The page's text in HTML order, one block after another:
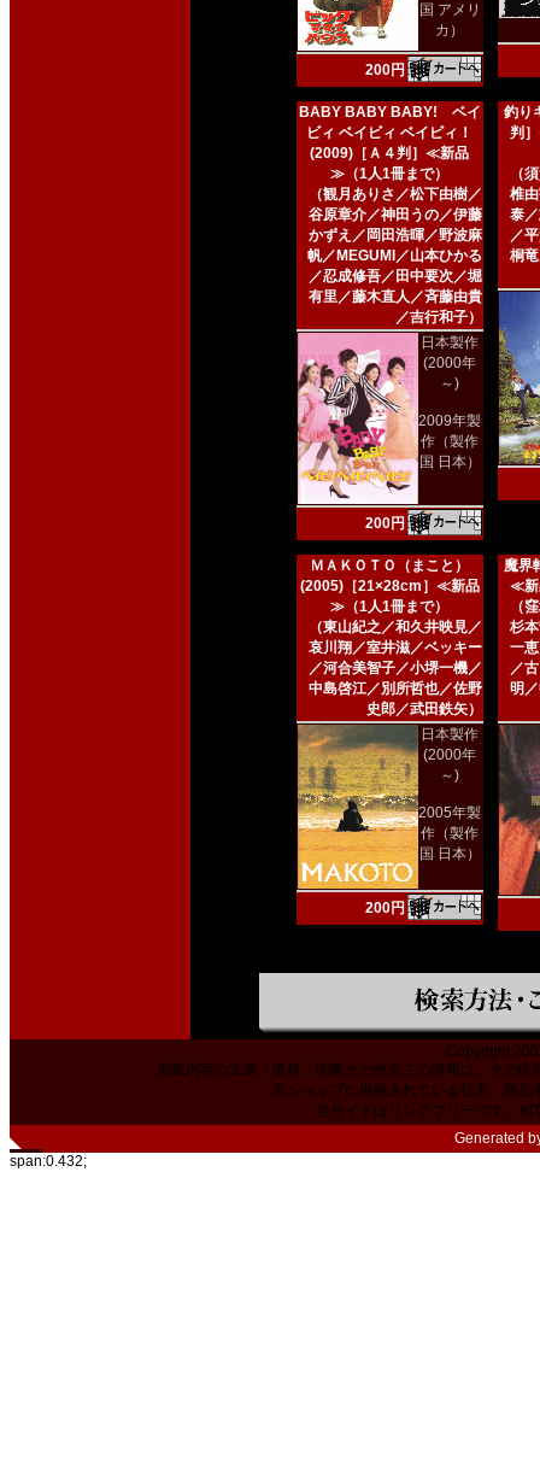
国 アメリ
カ）
200円
BABY BABY BABY! ベイ
ビィ ベイビィ ベイビィ！
(2009)［Ａ４判］≪新品
≫（1人1冊まで）
（観月ありさ／松下由樹／
谷原章介／神田うの／伊藤
かずえ／岡田浩暉／野波麻
帆／MEGUMI／山本ひかる
／忍成修吾／田中要次／堀
有里／藤木直人／斉藤由貴
／吉行和子）
日本製作
(2000年
～)
2009年製
作（製作
国 日本）
200円
釣り
判
（
椎
泰
／
桐
ＭＡＫＯＴＯ（まこと）
(2005)［21×28cm］≪新品
≫（1人1冊まで）
（東山紀之／和久井映見／
哀川翔／室井滋／ベッキー
／河合美智子／小堺一機／
中島啓江／別所哲也／佐野
史郎／武田鉄矢）
日本製作
(2000年
～)
2005年製
作（製作
国 日本）
200円
魔界
≪新
（
杉
一
／
明
Copyright
掲載内容の文章・価格・画像その他全ての情報は、その
本ショップに掲載されている社名、商
当サイトはリンクフリーです。相
Generated
span:0.432;